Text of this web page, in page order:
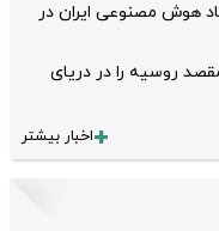
هوش مصنوعی ایران در
روسیه را در دریای
اخبار بیشتر